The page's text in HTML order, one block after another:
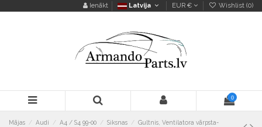
Ienākt Latvija EUR € Wishlist (0)
0
Mājas Audi A4 / S4 99-00 Siksnas
Gultnis, Ventilatora vārpsta-